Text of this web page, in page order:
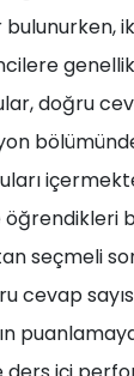
doğru
seçmeli
cevap